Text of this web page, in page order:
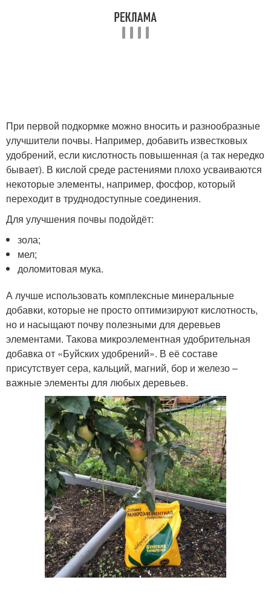
При первой подкормке можно вносить и разнообразные
улучшители почвы. Например, добавить известковых
удобрений, если кислотность повышенная (а так нередко
бывает). В кислой среде растениями плохо усваиваются
некоторые элементы, например, фосфор, который
переходит в труднодоступные соединения.
Для улучшения почвы подойдёт:
зола;
мел;
доломитовая мука.
А лучше использовать комплексные минеральные
добавки, которые не просто оптимизируют кислотность,
но и насыщают почву полезными для деревьев
элементами. Такова микроэлементная удобрительная
добавка от «Буйских удобрений». В её составе
присутствует сера, кальций, магний, бор и железо –
важные элементы для любых деревьев.